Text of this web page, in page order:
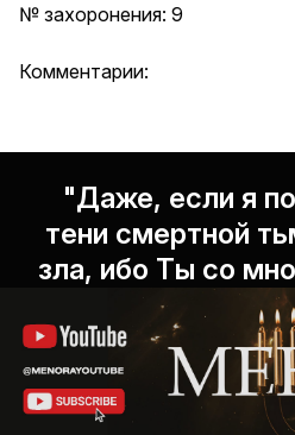
№ захоронения: 9
Комментарии:
"Даже, если я
тени смертной
зла, ибо Ты со